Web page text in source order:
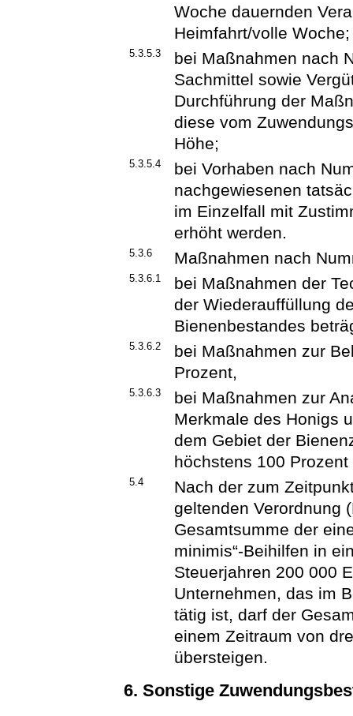
Woche dauernden
Heimfahrt/volle Woche;
5.3.5.3
bei Maßnahmen nach
Sachmittel sowie
Durchführung der
diese vom
Höhe;
5.3.5.4
bei Vorhaben nach
nachgewiesenen
im Einzelfall mit
erhöht werden.
5.3.6 Maßnahmen nach
5.3.6.1
bei Maßnahmen der
der Wiederauffüllung
Bienenbestandes
5.3.6.2
bei Maßnahmen zur
Prozent,
5.3.6.3
bei Maßnahmen zur
Merkmale des Honigs
dem Gebiet der
höchstens 100
5.4
Nach der zum
geltenden Verordnung
Gesamtsumme der
minimis“-Beihilfen in
Steuerjahren 200 000
Unternehmen, das im
tätig ist, darf der
einem Zeitraum von
übersteigen.
6. Sonstige